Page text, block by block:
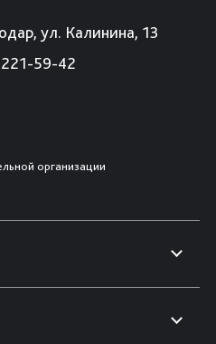
ул. Калинина, 13
59-42
организации